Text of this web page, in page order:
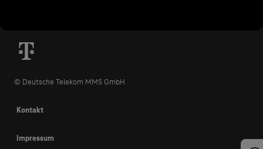
© Deutsche Telekom MMS GmbH
Kontakt
Impressum